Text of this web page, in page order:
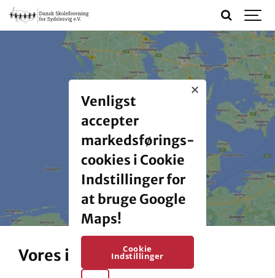
Vores institutioner
Venligst
accepter
markedsførings-
cookies i Cookie
Indstillinger for
at bruge Google
Maps!
Cookie
Indstillinger